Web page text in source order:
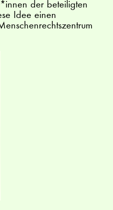
der beteiligten
Idee einen